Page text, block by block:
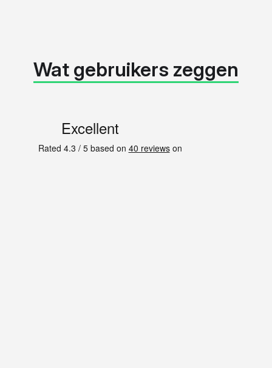
Wat gebruikers zeggen